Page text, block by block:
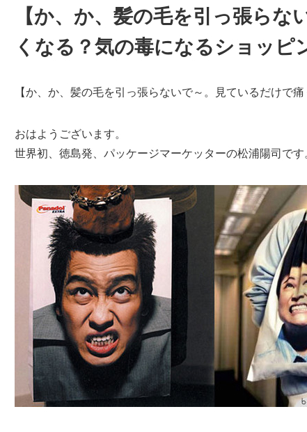
【か、か、髪の毛を引っ張ら
くなる？気の毒になるショッピ
【か、か、髪の毛を引っ張らないで～。見ているだけで
おはようございます。
世界初、徳島発、パッケージマーケッターの松浦陽司です。